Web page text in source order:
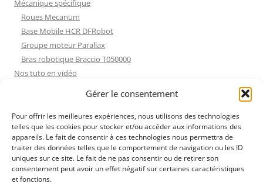
Gérer le consentement
Pour offrir les meilleures expériences, nous utilisons des technologies
telles que les cookies pour stocker et/ou accéder aux informations des
appareils. Le fait de consentir à ces technologies nous permettra de
traiter des données telles que le comportement de navigation ou les ID
uniques sur ce site. Le fait de ne pas consentir ou de retirer son
consentement peut avoir un effet négatif sur certaines caractéristiques
et fonctions.
Mécanique spécifique
Roues Mecanum
Base Mobile HCR DFRobot
Groupe moteur Parallax
Bras robotique Braccio T050000
Nos tuto en vidéo
Les Moteurs Pas à Pas
Projets Processing
Amélioration de l’habitat
Tir sportif
Fichiers dessin